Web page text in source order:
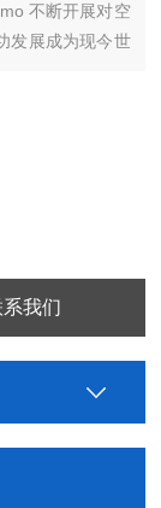
不断开展对空
发展成为现今世
的制造。
系我们